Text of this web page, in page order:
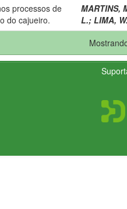
processos de
do cajueiro.
MARTINS,
L.; LIMA,